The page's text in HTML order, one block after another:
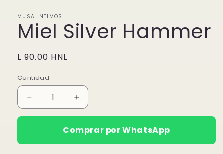
una
ventana
modal
MUSA INTIMOS
Miel Silver Hammer
Precio
L 90.00 HNL
Cantidad
Reducir
cantidad
Silver
Aumentar
cantidad
Miel
Silver
Comprar por WhatsApp